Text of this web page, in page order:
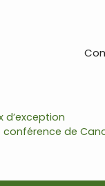
d’exception
conférence de